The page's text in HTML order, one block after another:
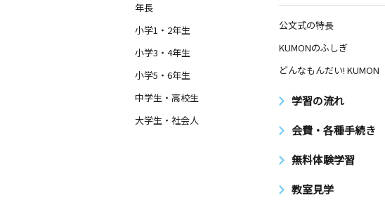
年長
小学1・2年生
小学3・4年生
小学5・6年生
中学生・高校生
大学生・社会人
公文式の特長
KUMONのふしぎ
どんなもんだい! KUMON
学習の流れ
会費・各種手続き
無料体験学習
教室見学